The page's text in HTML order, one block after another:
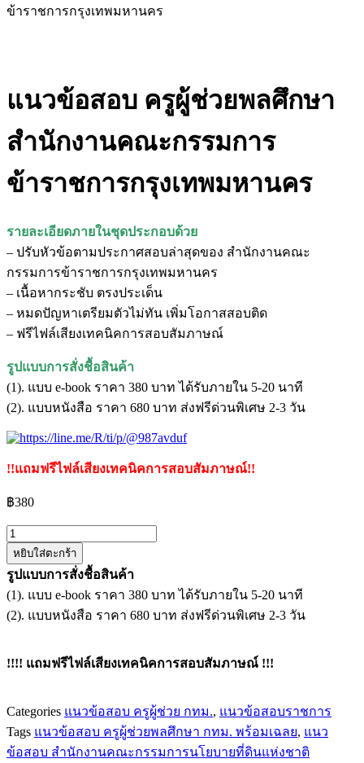
ข้าราชการกรุงเทพมหานคร
แนวข้อสอบ ครูผู้ช่วยพลศึกษา
สำนักงานคณะกรรมการ
ข้าราชการกรุงเทพมหานคร
รายละเอียดภายในชุดประกอบด้วย
– ปรับหัวข้อตามประกาศสอบล่าสุดของ สำนักงานคณะ
กรรมการข้าราชการกรุงเทพมหานคร
– เนื้อหากระชับ ตรงประเด็น
– หมดปัญหาเตรียมตัวไม่ทัน เพิ่มโอกาสสอบติด
– ฟรีไฟล์เสียงเทคนิคการสอบสัมภาษณ์
รูปแบบการสั่งชื้อสินค้า
(1). แบบ e-book ราคา 380 บาท ได้รับภายใน 5-20 นาที
(2). แบบหนังสือ ราคา 680 บาท ส่งฟรีด่วนพิเศษ 2-3 วัน
!!แถมฟรีไฟล์เสียงเทคนิคการสอบสัมภาษณ์!!
฿380
จำนวน
แนว
ข้อสอบ
ครู
ผู้
พลศึกษา
กรรมการ
ข้าราชการ
กรุงเทพมหานคร
หยิบใส่ตะกร้า
รูปแบบการสั่งชื้อสินค้า
(1). แบบ e-book ราคา 380 บาท ได้รับภายใน 5-20 นาที
(2). แบบหนังสือ ราคา 680 บาท ส่งฟรีด่วนพิเศษ 2-3 วัน
!!!! แถมฟรีไฟล์เสียงเทคนิคการสอบสัมภาษณ์ !!!
Categories แนวข้อสอบ ครูผู้ช่วย กทม., แนวข้อสอบราชการ
Tags แนวข้อสอบ ครูผู้ช่วยพลศึกษา กทม. พร้อมเฉลย, แนว
ข้อสอบ สำนักงานคณะกรรมการนโยบายที่ดินแห่งชาติ